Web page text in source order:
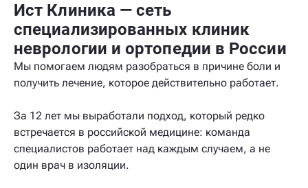
Ист Клиника — сеть
специализированных клиник
неврологии и ортопедии в России
Мы помогаем людям разобраться в причине боли и
получить лечение, которое действительно работает.
За 12 лет мы выработали подход, который редко
встречается в российской медицине: команда
специалистов работает над каждым случаем, а не
один врач в изоляции.